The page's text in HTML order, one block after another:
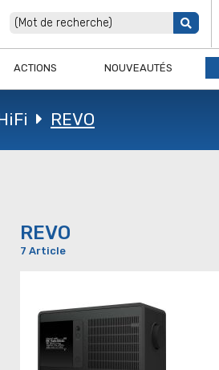
ACTIONS NOUVEAUTÉS
REVO
REVO
7 Article